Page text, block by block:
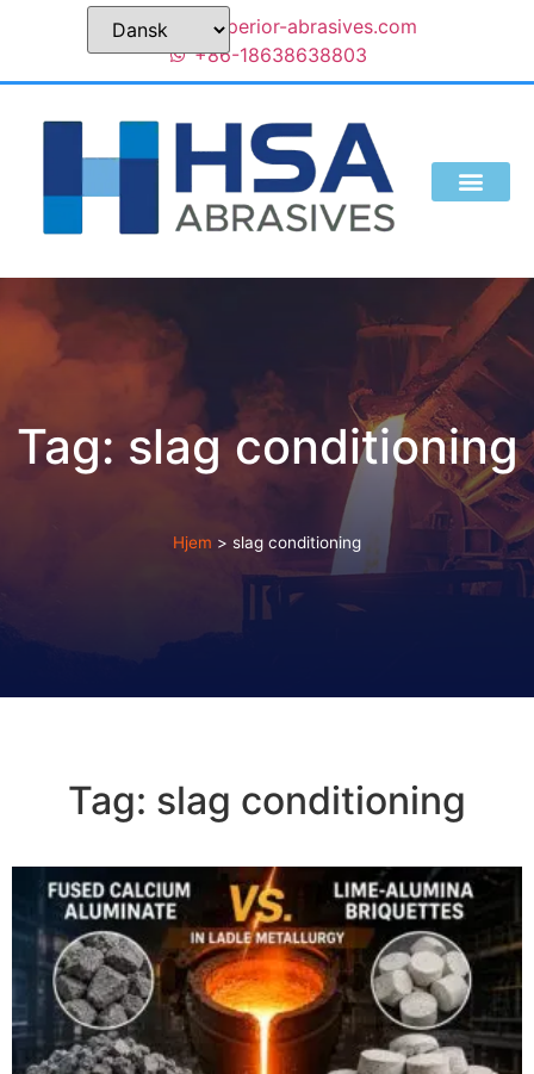
sales@superior-abrasives.com
+86-18638638803
Tag: slag conditioning
Hjem > slag conditioning
Tag: slag conditioning